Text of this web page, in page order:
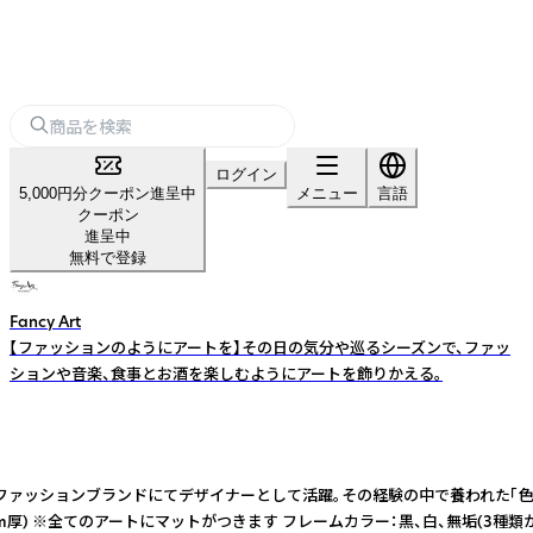
5,000円分クーポン進呈中
クーポン
進呈中
無料で登録
ログイン
メニュー
言語
Fancy Art
【ファッションのようにアートを】その日の気分や巡るシーズンで、ファッ
ションや音楽、食事とお酒を楽しむようにアートを飾りかえる。
ョンブランドにてデザイナーとして活躍。その経験の中で養わ
てのアートにマットがつきます フレームカラー：黒、白、無垢